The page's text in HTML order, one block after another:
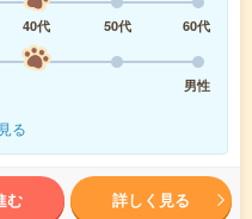
40代 50代
60代
男性
る
む 詳しく見る